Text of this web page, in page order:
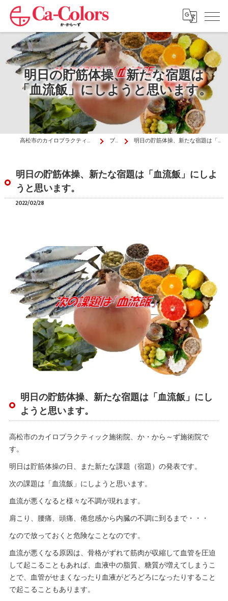
明日の貯筋体操、新たな宿題は
「血流飯」にしようと思います。
高松市のカイロプラクティックはか・から～ず施術院 ブログ 明日の貯筋体操、新たな宿題は「血流飯」にしようと思います。
明日の貯筋体操、新たな宿題は「血流飯」にしよ
うと思います。
2022/02/28
明日の貯筋体操、新たな宿題は「血流飯」にし
ようと思います。
高松市のカイロプラクティック施術院、か・から～ず施術院で
す。
明日は貯筋体操の日、また新たな課題（宿題）の発表です。
次の課題は「血流飯」にしようと思います。
血流が悪くなると様々な不調が現れます。
肩こり、腰痛、頭痛、倦怠感から内臓の不調に到るまで・・・
なので放っておくと危険なことなのです。
血流が悪くなる原因は、骨格がずれて筋肉が収縮して血管を圧迫
して起こることもあれば、血液中の脂質、糖質が増えてしまうこ
とで、血管がせまくなったり血液がどろどろになったりすること
で起こることもあります。